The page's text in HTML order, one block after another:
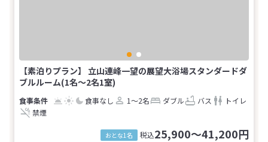
【素泊りプラン】 立山連峰一望の展望大浴場スタンダードダ
ブルルーム(1名～2名1室)
食事なし 1～2名 ダブル バス
トイレ
禁煙
おとな1名 税込25,900～41,200円